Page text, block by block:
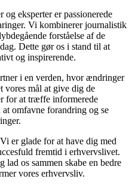
og eksperter er passionerede
Vi kombinerer journalistik
forståelse af de
Dette gør os i stand til at
og inspirerende.
i en verden, hvor ændringer
vores mål at give dig de
for at træffe informerede
omfavne forandring og se
er glade for at have dig med
fremtid i erhvervslivet.
lad os sammen skabe en bedre
vores erhvervsliv.